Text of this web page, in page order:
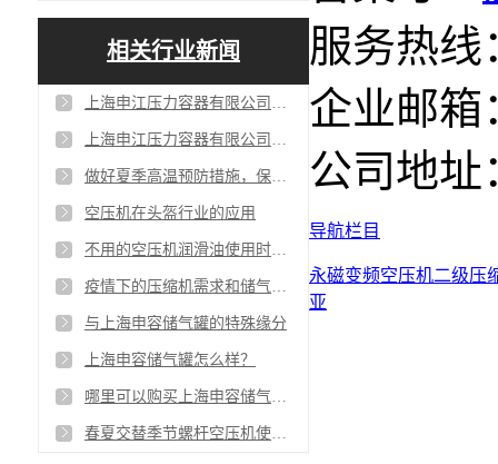
相关行业新闻
上海申江压力容器有限公司在苏州有维修部吗？
上海申江压力容器有限公司与百年申江是一家公司吗?
做好夏季高温预防措施，保证空压机平稳度夏
空压机在头盔行业的应用
不用的空压机润滑油使用时间为什么不一样
疫情下的压缩机需求和储气罐增量需求
与上海申容储气罐的特殊缘分
上海申容储气罐怎么样？
哪里可以购买上海申容储气罐呢？
春夏交替季节螺杆空压机使用注意事项
服务热线
企业邮箱
公司地址
导航栏目
永磁变频空压机二级压
亚